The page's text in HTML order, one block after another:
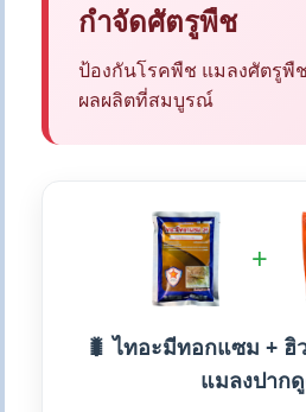
กำจัดศัตรูพืช
ป้องกันโรคพืช แมลงศัตรูพื
ผลผลิตที่สมบูรณ์
+
🐛 ไทอะมีทอกแซม + ฮิ
แมลงปาก